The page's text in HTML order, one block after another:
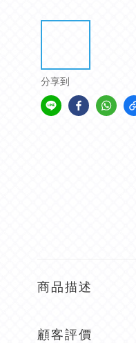
分享到
商品描述
顧客評價